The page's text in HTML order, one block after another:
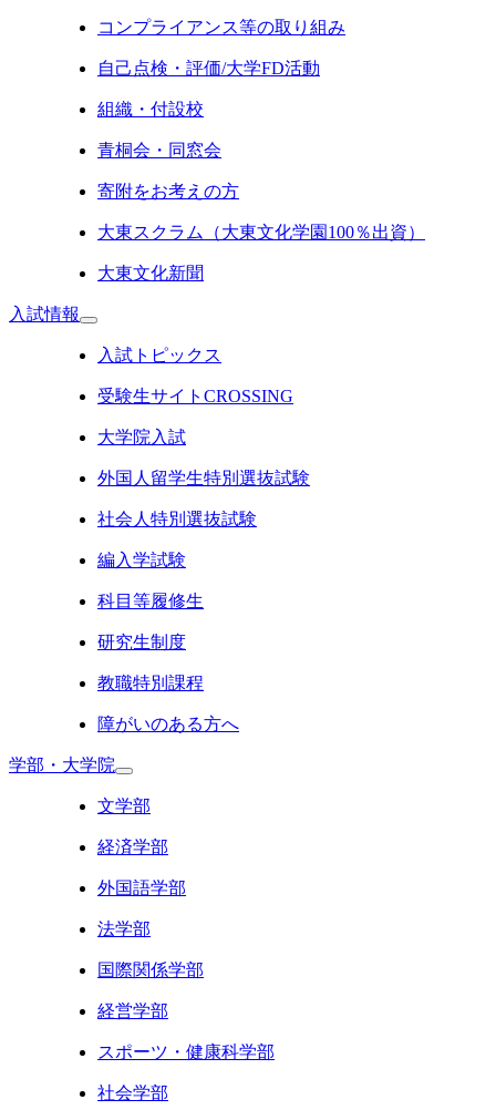
コンプライアンス等の取り組み
自己点検・評価/大学FD活動
組織・付設校
青桐会・同窓会
寄附をお考えの方
大東スクラム（大東文化学園100％出資）
大東文化新聞
入試情報
入試トピックス
受験生サイトCROSSING
大学院入試
外国人留学生特別選抜試験
社会人特別選抜試験
編入学試験
科目等履修生
研究生制度
教職特別課程
障がいのある方へ
学部・大学院
文学部
経済学部
外国語学部
法学部
国際関係学部
経営学部
スポーツ・健康科学部
社会学部